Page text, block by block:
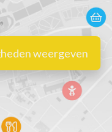
weergeven